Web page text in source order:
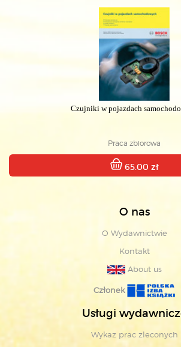
Czujniki w pojazdach
Praca zbiorowa
65.00 zł
O nas
O Wydawnictwie
Kontakt
About us
Członek
Usługi
Wykaz prac zleconych